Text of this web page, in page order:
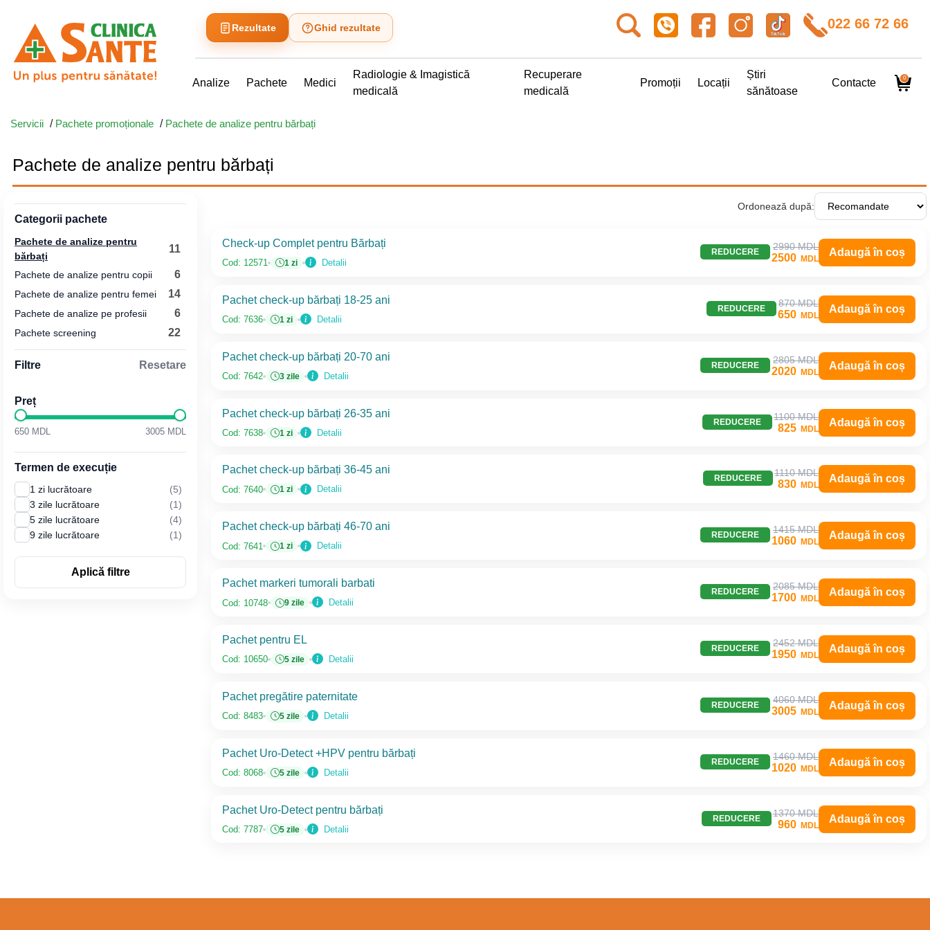
Rezultate Ghid rezultate 022 66 72 66
Analize Pachete Medici
Radiologie & Imagistică
medicală
Recuperare
medicală
Promoții Locații
Știri
sănătoase
Contacte 0
Servicii / Pachete promoționale / Pachete de analize pentru bărbați
Pachete de analize pentru bărbați
Categorii pachete
Pachete de analize pentru
bărbați
11
Pachete de analize pentru copii 6
Pachete de analize pentru femei 14
Pachete de analize pe profesii 6
Pachete screening 22
Filtre Resetare
Preț
650 MDL 3005 MDL
Termen de execuție
1 zi lucrătoare
(5)
3 zile lucrătoare
(1)
5 zile lucrătoare
(4)
9 zile lucrătoare
(1)
Aplică filtre
Ordonează după:
Check-up Complet pentru Bărbați
Cod: 12571 1 zi Detalii
REDUCERE 2990 MDL
2500 MDL
Adaugă în coș
Pachet check-up bărbați 18-25 ani
Cod: 7636 1 zi Detalii
REDUCERE 870 MDL
650 MDL
Adaugă în coș
Pachet check-up bărbați 20-70 ani
Cod: 7642 3 zile Detalii
REDUCERE 2805 MDL
2020 MDL
Adaugă în coș
Pachet check-up bărbați 26-35 ani
Cod: 7638 1 zi Detalii
REDUCERE 1100 MDL
825 MDL
Adaugă în coș
Pachet check-up bărbați 36-45 ani
Cod: 7640 1 zi Detalii
REDUCERE 1110 MDL
830 MDL
Adaugă în coș
Pachet check-up bărbați 46-70 ani
Cod: 7641 1 zi Detalii
REDUCERE 1415 MDL
1060 MDL
Adaugă în coș
Pachet markeri tumorali barbati
Cod: 10748 9 zile Detalii
REDUCERE 2085 MDL
1700 MDL
Adaugă în coș
Pachet pentru EL
Cod: 10650 5 zile Detalii
REDUCERE 2452 MDL
1950 MDL
Adaugă în coș
Pachet pregătire paternitate
Cod: 8483 5 zile Detalii
REDUCERE 4060 MDL
3005 MDL
Adaugă în coș
Pachet Uro-Detect +HPV pentru bărbați
Cod: 8068 5 zile Detalii
REDUCERE 1460 MDL
1020 MDL
Adaugă în coș
Pachet Uro-Detect pentru bărbați
Cod: 7787 5 zile Detalii
REDUCERE 1370 MDL
960 MDL
Adaugă în coș